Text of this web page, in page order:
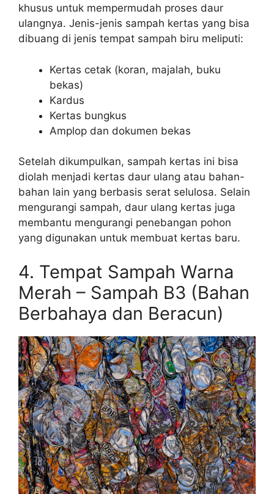
khusus untuk mempermudah proses daur
ulangnya. Jenis-jenis sampah kertas yang bisa
dibuang di jenis tempat sampah biru meliputi:
Kertas cetak (koran, majalah, buku
bekas)
Kardus
Kertas bungkus
Amplop dan dokumen bekas
Setelah dikumpulkan, sampah kertas ini bisa
diolah menjadi kertas daur ulang atau bahan-
bahan lain yang berbasis serat selulosa. Selain
mengurangi sampah, daur ulang kertas juga
membantu mengurangi penebangan pohon
yang digunakan untuk membuat kertas baru.
4. Tempat Sampah Warna
Merah – Sampah B3 (Bahan
Berbahaya dan Beracun)